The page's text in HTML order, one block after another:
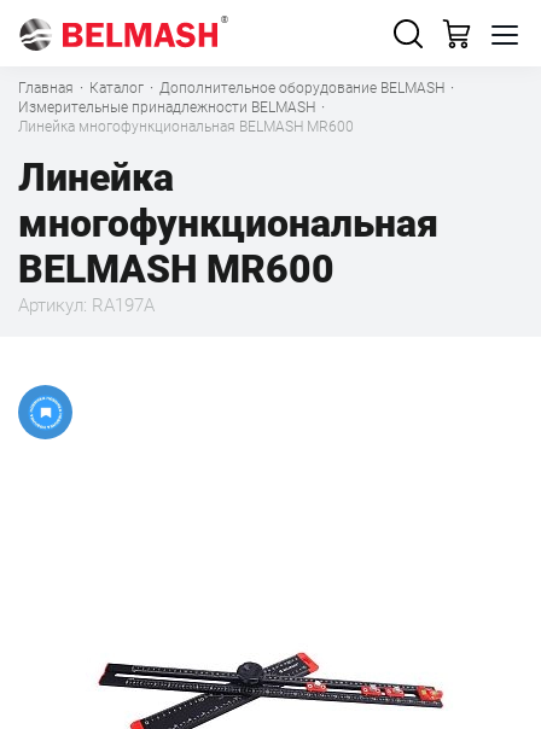
Главная · Каталог · Дополнительное оборудование BELMASH ·
Измерительные принадлежности BELMASH ·
Линейка многофункциональная BELMASH MR600
Линейка
многофункциональная
BELMASH MR600
Артикул: RA197A